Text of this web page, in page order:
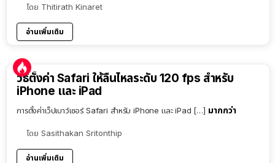
โดย Thitirath Kinaret
อ่านเพิ่มเติม
วิธีตั้งค่า Safari ให้ลื่นไหลระดับ 120 fps สำหรับ
iPhone และ iPad
การตั้งค่าเว็ปเบาว์เซอร์ Safari สำหรับ iPhone และ iPad […] มากกว่า
โดย Sasithakan Sritonthip
อ่านเพิ่มเติม